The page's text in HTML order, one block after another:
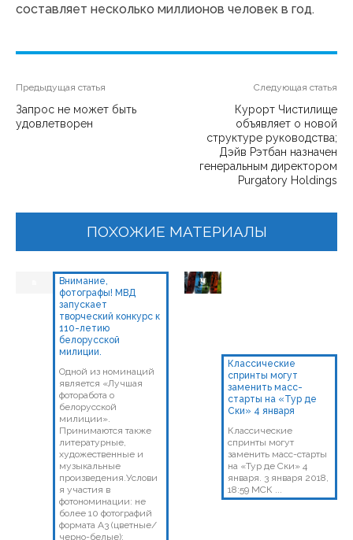
составляет несколько миллионов человек в год.
Предыдущая статья
Запрос не может быть
удовлетворен
Следующая статья
Курорт Чистилище
объявляет о новой
структуре руководства;
Дэйв Рэтбан назначен
генеральным директором
Purgatory Holdings
ПОХОЖИЕ МАТЕРИАЛЫ
Внимание,
фотографы! МВД
запускает
творческий конкурс к
110-летию
белорусской
милиции.
Одной из номинаций
является «Лучшая
фоторабота о
белорусской
милиции».
Принимаются также
литературные,
художественные и
музыкальные
произведения.Услови
я участия в
фотономинации: не
более 10 фотографий
формата А3 (цветные/
черно-белые);
Классические
спринты могут
заменить масс-
старты на «Тур де
Ски» 4 января
Классические
спринты могут
заменить масс-старты
на «Тур де Ски» 4
января. 3 января 2018,